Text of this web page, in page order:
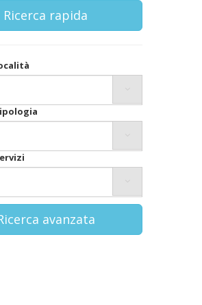
Ricerca rapida
avanzata